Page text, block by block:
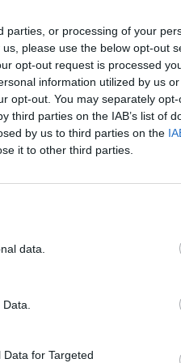
parties, or processing of your
please use the below opt-out
opt-out request is processed
information utilized by us
opt-out. You may separately
third parties on the IAB’s list of
by us to third parties on the
it to other third parties.
data.
for Targeted
όπου έκανε την
που και
όλα τα εχέγγυα
Δεν είναι
για Χρυσές Σφαίρες
δράμα, ο Jake είναι
του διαχωρισμού
εκεί, σιγά μπας και
πρόβλεψη. Σα να